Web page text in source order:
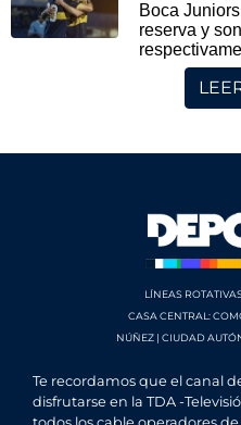
Boca
reserva y
LÍNEAS
CASA CENTRAL:
NÚÑEZ | CIUDAD
Te recordamos que el canal
disfrutarse en la TDA -